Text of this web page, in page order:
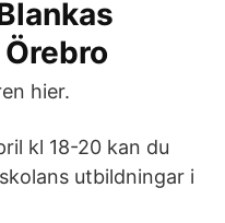
hier.
kl 18-20 kan du
utbildningar i